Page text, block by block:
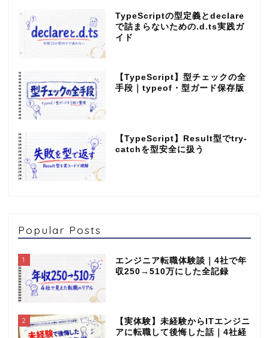
TypeScriptの型定義とdeclare
で詰まらないための.d.ts実践ガ
イド
【TypeScript】型チェックの全
手段｜typeof・型ガード保存版
【TypeScript】Result型でtry-
catchを型安全に扱う
Popular Posts
1
エンジニア転職体験談｜4社で年
収250→510万にした全記録
2
【実体験】未経験からITエンジニ
アに転職して後悔した話｜4社経